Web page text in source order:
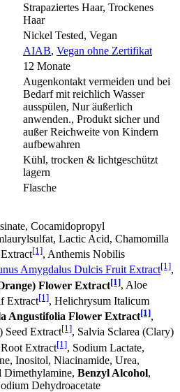
Strapaziertes Haar, Trockenes
Haar
Nickel Tested, Vegan
AIAB, Vegan ohne Zertifikat
12 Monate
Augenkontakt vermeiden und bei
Bedarf mit reichlich Wasser
ausspülen, Nur äußerlich
anwenden., Produkt sicher und
außer Reichweite von Kindern
aufbewahren
Kühl, trocken & lichtgeschützt
lagern
Flasche
Cocamidopropyl
Lactic Acid, Chamomilla
[1], Anthemis Nobilis
Amygdalus Dulcis Fruit Extract[1],
Flower Extract[1], Aloe
Extract[1], Helichrysum Italicum
Angustifolia Flower Extract[1],
Seed Extract[1], Salvia Sclarea (Clary)
Extract[1], Sodium Lactate,
Inositol, Niacinamide, Urea,
Dimethylamine, Benzyl Alcohol,
Dehydroacetate